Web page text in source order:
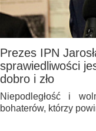
Prezes IPN
sprawiedliwości
dobro i zło
Niepodległość i
bohaterów, którzy